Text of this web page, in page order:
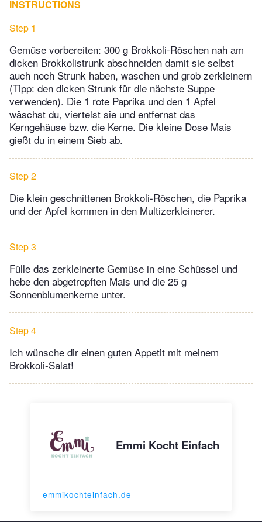
INSTRUCTIONS
Step 1
Gemüse vorbereiten: 300 g Brokkoli-Röschen nah am
dicken Brokkolistrunk abschneiden damit sie selbst
auch noch Strunk haben, waschen und grob zerkleinern
(Tipp: den dicken Strunk für die nächste Suppe
verwenden). Die 1 rote Paprika und den 1 Apfel
wäschst du, viertelst sie und entfernst das
Kerngehäuse bzw. die Kerne. Die kleine Dose Mais
gießt du in einem Sieb ab.
Step 2
Die klein geschnittenen Brokkoli-Röschen, die Paprika
und der Apfel kommen in den Multizerkleinerer.
Step 3
Fülle das zerkleinerte Gemüse in eine Schüssel und
hebe den abgetropften Mais und die 25 g
Sonnenblumenkerne unter.
Step 4
Ich wünsche dir einen guten Appetit mit meinem
Brokkoli-Salat!
Emmi Kocht Einfach
emmikochteinfach.de